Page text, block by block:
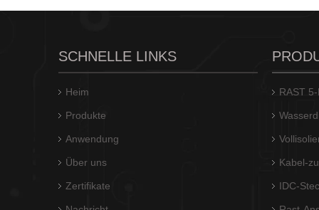
SCHNELLE LINKS
Heim
Produkte
Anwendung
Über uns
Zertifikate
RAST
Kabel-
IDC-